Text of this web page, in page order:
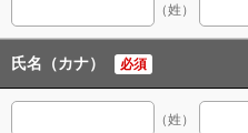
（姓）
氏名（カナ） 必須
（姓）